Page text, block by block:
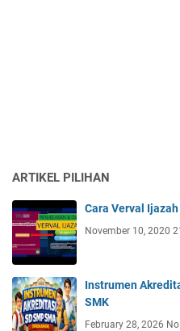
ARTIKEL PILIHAN
Cara Verval
November 10, 2020
Instrumen
SMK
February 28, 2026